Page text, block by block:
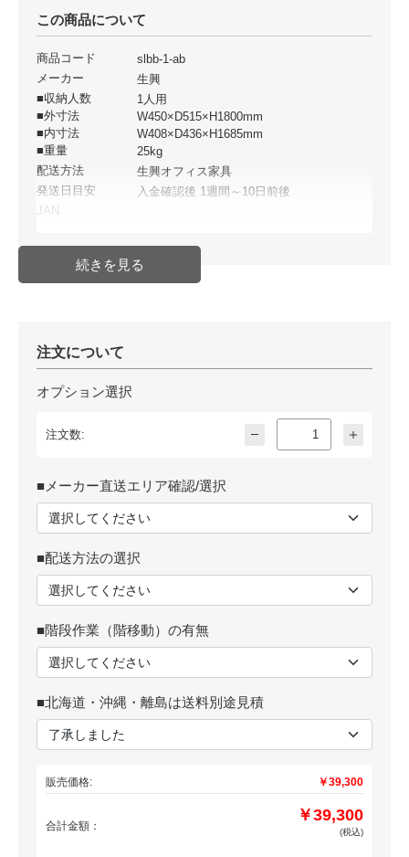
この商品について
商品コード
slbb-1-ab
メーカー
生興
■収納人数
1人用
■外寸法
W450×D515×H1800mm
■内寸法
W408×D436×H1685mm
■重量
25kg
配送方法
生興オフィス家具
発送日目安
入金確認後 1週間～10日前後
JAN
注文について
オプション選択
注文数:
■メーカー直送エリア確認/選択
■配送方法の選択
■階段作業（階移動）の有無
■北海道・沖縄・離島は送料別途見積
販売価格: ￥39,300
合計金額：
￥39,300
(税込)